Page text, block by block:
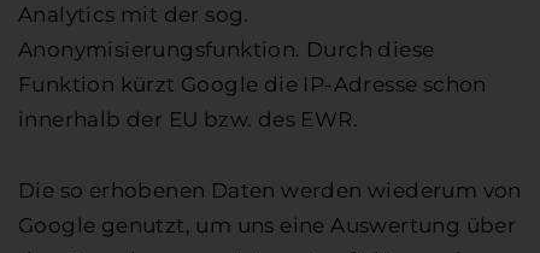
Analytics mit der sog.
Anonymisierungsfunktion. Durch diese
Funktion kürzt Google die IP-Adresse schon
innerhalb der EU bzw. des EWR.
Die so erhobenen Daten werden wiederum von
Google genutzt, um uns eine Auswertung über